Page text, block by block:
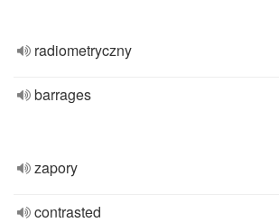
radiometryczny
barrages
zapory
contrasted